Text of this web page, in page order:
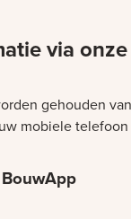
via
gehouden
mobiele